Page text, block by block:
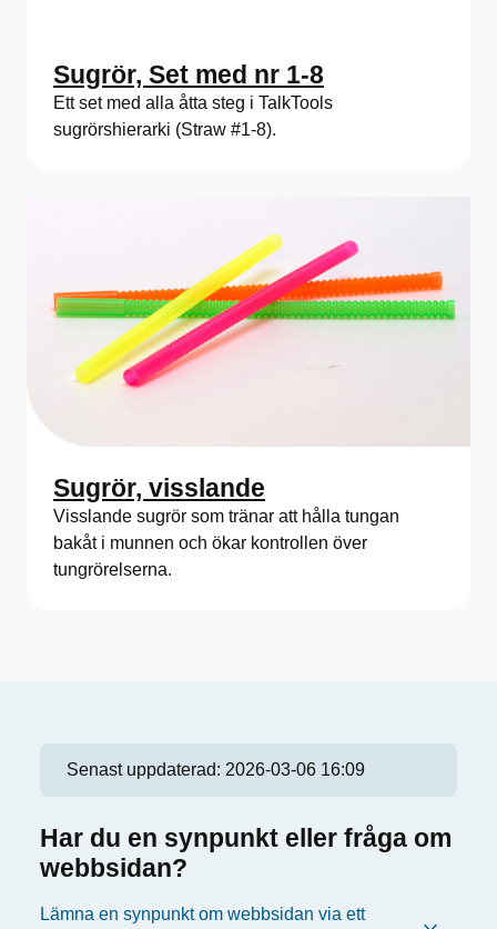
Sugrör, Set med nr 1-8
Ett set med alla åtta steg i TalkTools
sugrörshierarki (Straw #1-8).
Sugrör, visslande
Visslande sugrör som tränar att hålla tungan
bakåt i munnen och ökar kontrollen över
tungrörelserna.
Senast uppdaterad: 2026-03-06 16:09
Har du en synpunkt eller fråga om
webbsidan?
Lämna en synpunkt om webbsidan via ett